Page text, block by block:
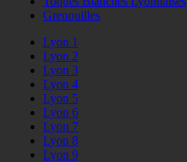
Grenouilles
Lyon 1
Lyon 2
Lyon 3
Lyon 4
Lyon 5
Lyon 6
Lyon 7
Lyon 8
Lyon 9